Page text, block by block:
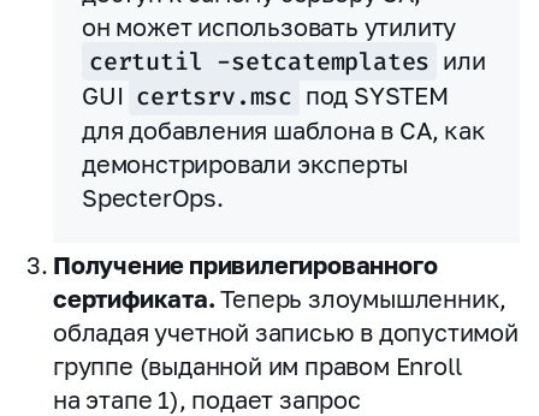
он может использовать утилиту
certutil -setcatemplates или
GUI certsrv.msc под SYSTEM
для добавления шаблона в CA, как
демонстрировали эксперты
SpecterOps.
Получение привилегированного
сертификата. Теперь злоумышленник,
обладая учетной записью в допустимой
группе (выданной им правом Enroll
на этапе 1), подает запрос